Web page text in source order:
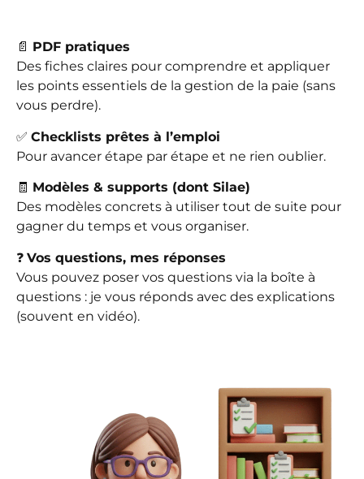
📄 PDF pratiques
Des fiches claires pour comprendre et appliquer
les points essentiels de la gestion de la paie (sans
vous perdre).
✅ Checklists prêtes à l’emploi
Pour avancer étape par étape et ne rien oublier.
🧾 Modèles & supports (dont Silae)
Des modèles concrets à utiliser tout de suite pour
gagner du temps et vous organiser.
❓ Vos questions, mes réponses
Vous pouvez poser vos questions via la boîte à
questions : je vous réponds avec des explications
(souvent en vidéo).